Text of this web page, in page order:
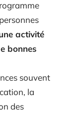
activité
bonnes
souvent
la
des